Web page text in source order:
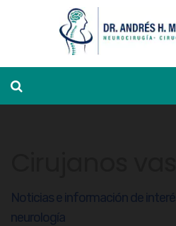
Noticias e información de
neurología